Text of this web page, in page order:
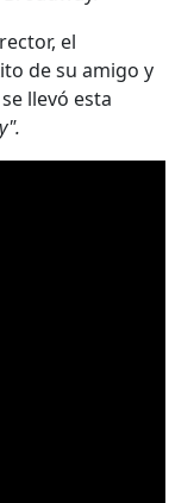
el
de su amigo y
llevó esta